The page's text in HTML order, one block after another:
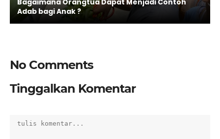
Bagaimana Orangtua Dapat Menjadi Contoh
Adab bagi Anak ?
No Comments
Tinggalkan Komentar